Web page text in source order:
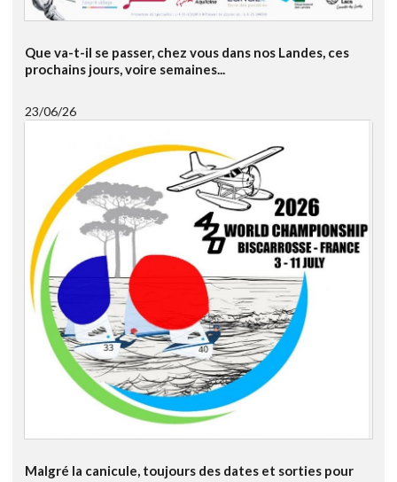
Que va-t-il se passer, chez vous dans nos Landes, ces
prochains jours, voire semaines...
23/06/26
Malgré la canicule, toujours des dates et sorties pour